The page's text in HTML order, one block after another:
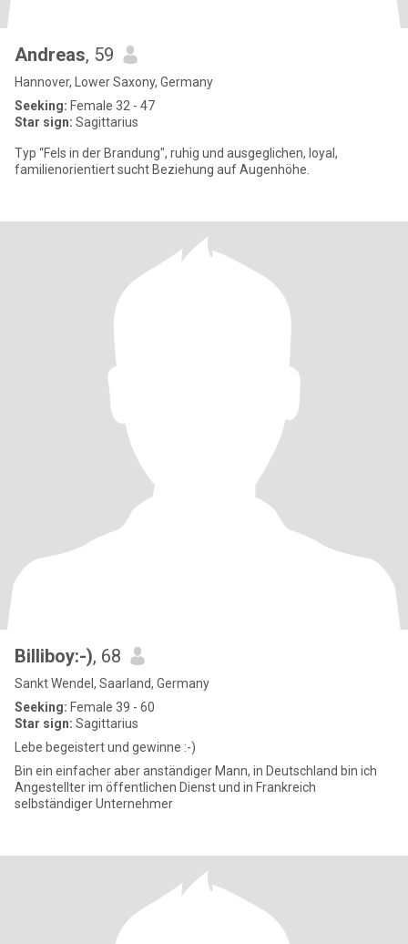
Andreas, 59
Hannover, Lower Saxony, Germany
Seeking: Female 32 - 47
Star sign: Sagittarius
Typ “Fels in der Brandung", ruhig und ausgeglichen, loyal,
familienorientiert sucht Beziehung auf Augenhöhe.
Billiboy:-), 68
Sankt Wendel, Saarland, Germany
Seeking: Female 39 - 60
Star sign: Sagittarius
Lebe begeistert und gewinne :-)
Bin ein einfacher aber anständiger Mann, in Deutschland bin ich
Angestellter im öffentlichen Dienst und in Frankreich
selbständiger Unternehmer